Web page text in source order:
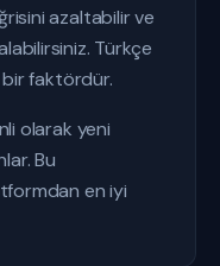
azaltabilir ve
Türkçe
faktördür.
olarak yeni
Bu
en iyi